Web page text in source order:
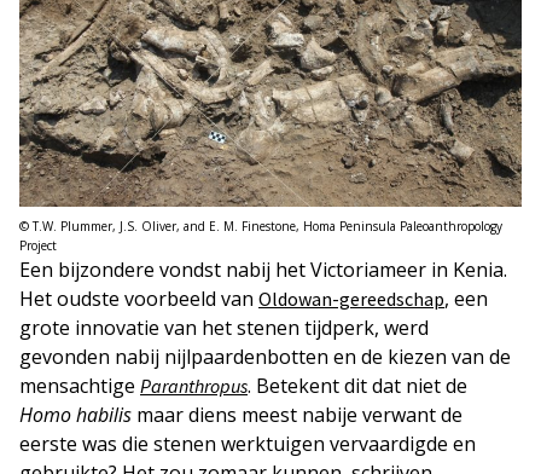
© T.W. Plummer, J.S. Oliver, and E. M. Finestone, Homa Peninsula Paleoanthropology
Project
Een bijzondere vondst nabij het Victoriameer in Kenia.
Het oudste voorbeeld van Oldowan-gereedschap, een
grote innovatie van het stenen tijdperk, werd
gevonden nabij nijlpaardenbotten en de kiezen van de
mensachtige Paranthropus. Betekent dit dat niet de
Homo habilis maar diens meest nabije verwant de
eerste was die stenen werktuigen vervaardigde en